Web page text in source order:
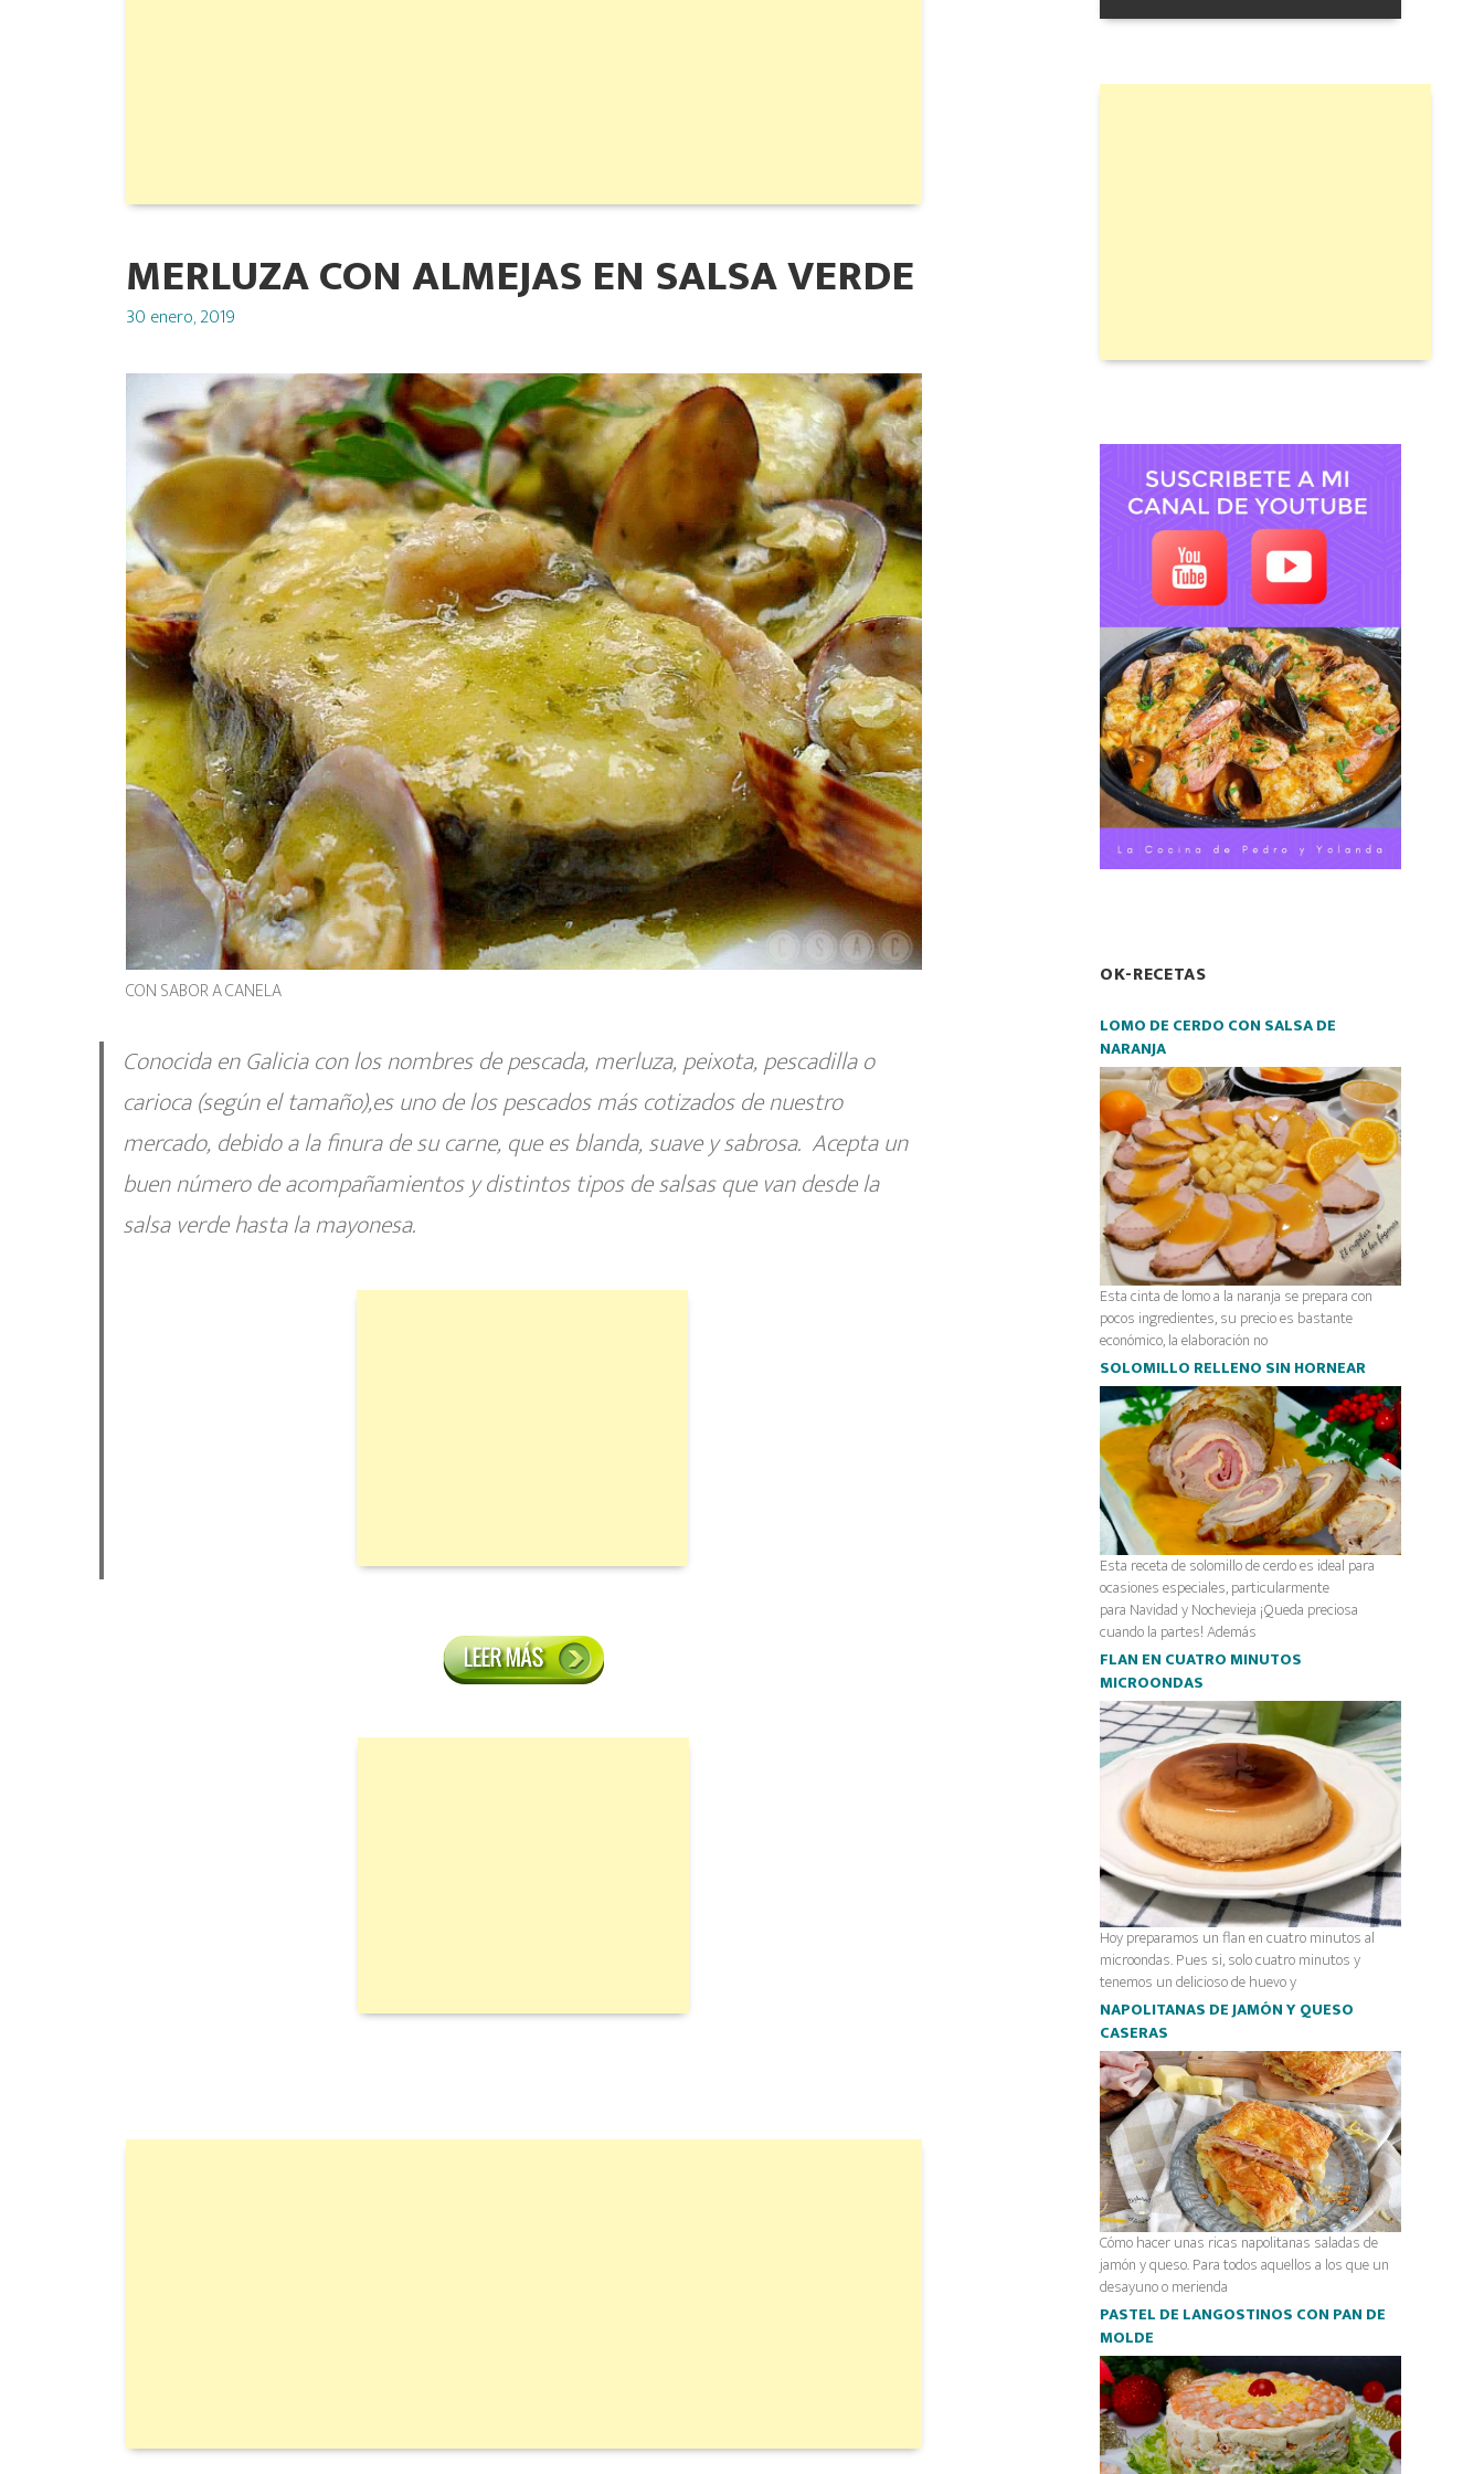
MERLUZA CON ALMEJAS EN SALSA VERDE
Posted
30 enero, 2019
CON SABOR A CANELA
Conocida en Galicia con los nombres de pescada, merluza, peixota, pescadilla o
carioca (según el tamaño),es uno de los pescados más cotizados de nuestro
mercado, debido a la finura de su carne, que es blanda, suave y sabrosa. Acepta un
buen número de acompañamientos y distintos tipos de salsas que van desde la
salsa verde hasta la mayonesa.
OK-RECETAS
LOMO DE CERDO CON SALSA DE
NARANJA
Esta cinta de lomo a la naranja se prepara con
pocos ingredientes, su precio es bastante
económico, la elaboración no
SOLOMILLO RELLENO SIN HORNEAR
Esta receta de solomillo de cerdo es ideal para
ocasiones especiales, particularmente
para Navidad y Nochevieja ¡Queda preciosa
cuando la partes! Además
FLAN EN CUATRO MINUTOS
MICROONDAS
Hoy preparamos un flan en cuatro minutos al
microondas. Pues si, solo cuatro minutos y
tenemos un delicioso de huevo y
NAPOLITANAS DE JAMÓN Y QUESO
CASERAS
Cómo hacer unas ricas napolitanas saladas de
jamón y queso. Para todos aquellos a los que un
desayuno o merienda
PASTEL DE LANGOSTINOS CON PAN DE
MOLDE